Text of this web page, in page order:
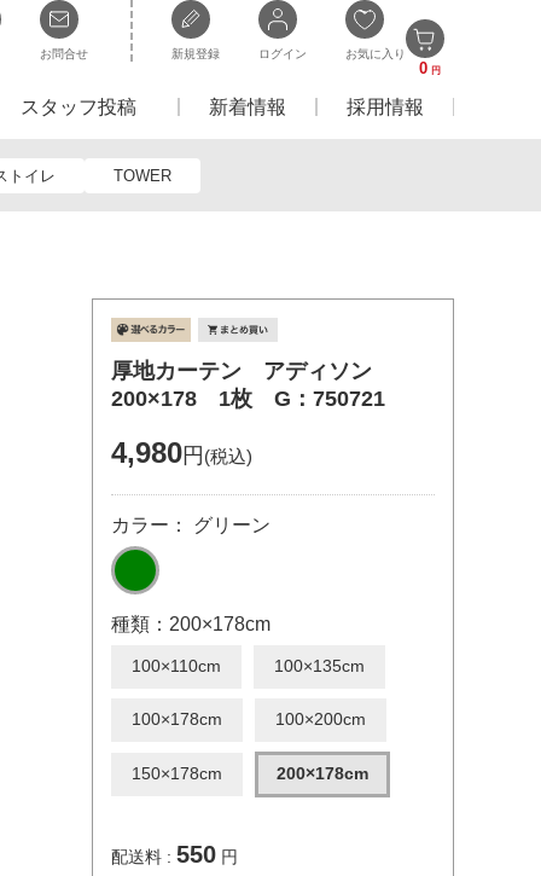
お問合せ 新規登録 ログイン お気に入り
0 円
スタッフ投稿 新着情報 採用情報
トイレ TOWER
厚地カーテン アディソン
200×178 1枚 G：750721
4,980円 (税込)
カラー： グリーン
種類：200×178cm
100×110cm 100×135cm
100×178cm 100×200cm
150×178cm 200×178cm
配送料 : 550 円